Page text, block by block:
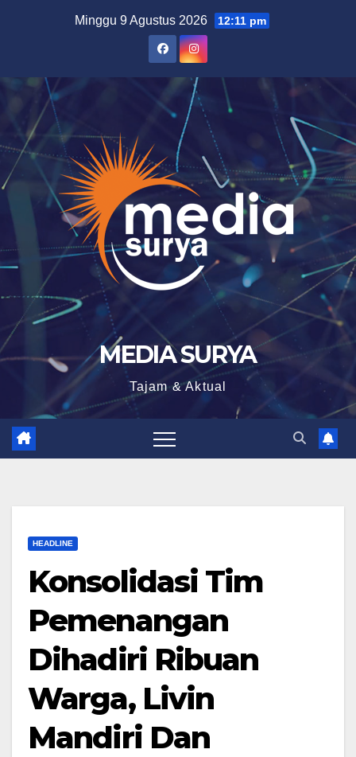
Minggu 9 Agustus 2026 12:11 pm
MEDIA SURYA
Tajam & Aktual
HEADLINE
Konsolidasi Tim
Pemenangan
Dihadiri Ribuan
Warga, Livin
Mandiri Dan